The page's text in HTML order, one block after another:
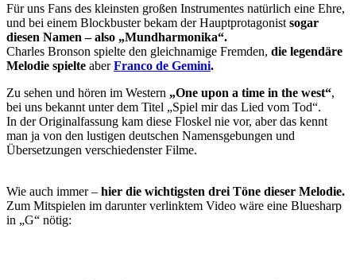
Für uns Fans des kleinsten großen Instrumentes natürlich eine Ehre,
und bei einem Blockbuster bekam der Hauptprotagonist sogar
diesen Namen – also „Mundharmonika“.
Charles Bronson spielte den gleichnamige Fremden, die legendäre
Melodie spielte aberFranco de Gemini.
Zu sehen und hören im Western „One upon a time in the west“,
bei uns bekannt unter dem Titel „Spiel mir das Lied vom Tod“.
In der Originalfassung kam diese Floskel nie vor, aber das kennt
man ja von den lustigen deutschen Namensgebungen und
Übersetzungen verschiedenster Filme.
Wie auch immer – hier die wichtigsten drei Töne dieser Melodie.
Zum Mitspielen im darunter verlinktem Video wäre eine Bluesharp
in „G“ nötig: